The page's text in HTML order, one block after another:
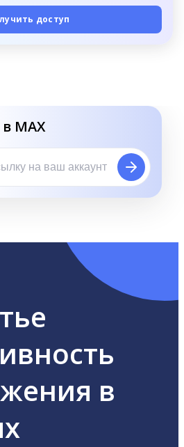
доступ
MAX
в